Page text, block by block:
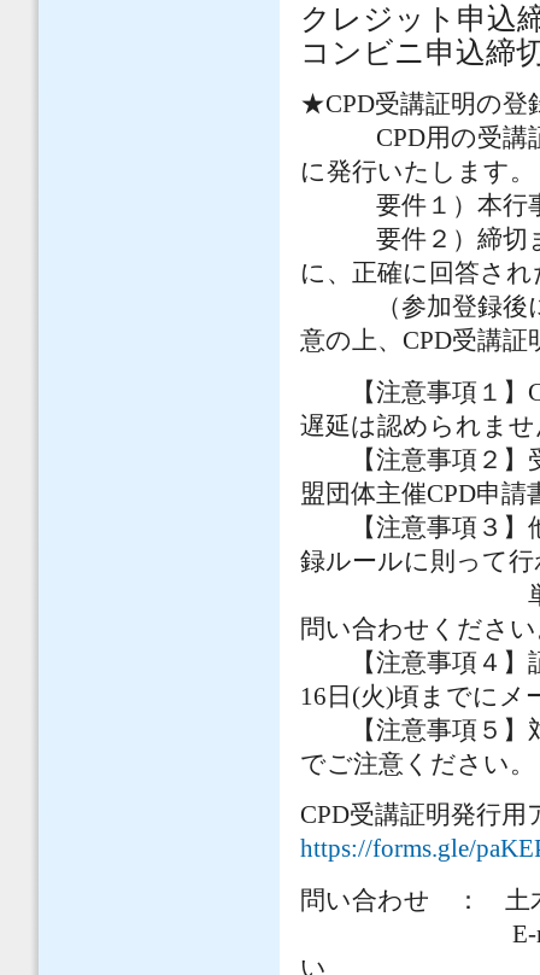
クレジット申込
コンビニ申込締
★CPD受講証明の登
CPD用の受講証
に発行いたします。
要件１）本行事
要件２）締切ま
に、正確に回答され
（参加登録後に
意の上、CPD受講
【注意事項１】
遅延は認められま
【注意事項２】受
盟団体主催CPD申
【注意事項３】他
録ルールに則って
単位が認定さ
問い合わせくださ
【注意事項４】証
16日(火)頃までにメ
【注意事項５】対
でご注意ください。
CPD受講証明発行
https://forms.gle/
問い合わせ ： 土
E-mail：
い